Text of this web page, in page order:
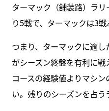
ターマック（舗装路）ラ
り5戦で、ターマックは3戦
つまり、ターマックに適
がシーズン終盤を有利に戦
コースの経験値よりマシ
い。残りのシーズンを占う